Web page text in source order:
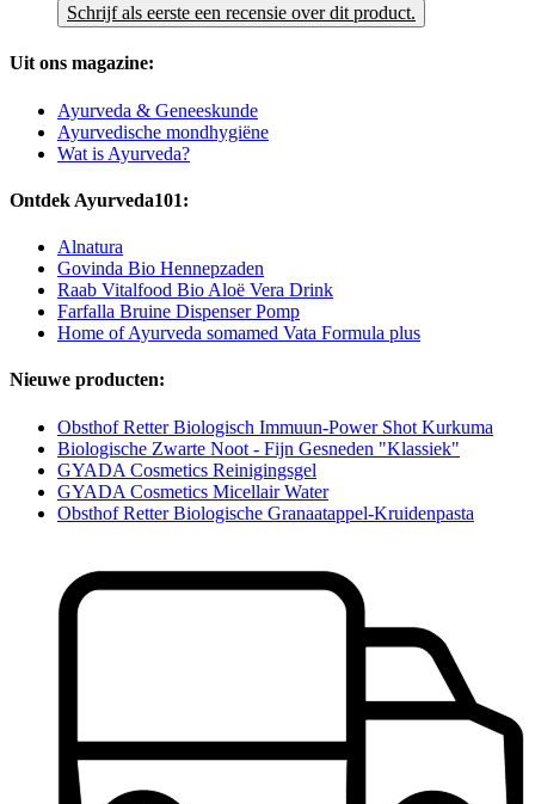
Schrijf als eerste een recensie over dit product.
Uit ons magazine:
Ayurveda & Geneeskunde
Ayurvedische mondhygiëne
Wat is Ayurveda?
Ontdek Ayurveda101:
Alnatura
Govinda Bio Hennepzaden
Raab Vitalfood Bio Aloë Vera Drink
Farfalla Bruine Dispenser Pomp
Home of Ayurveda somamed Vata Formula plus
Nieuwe producten:
Obsthof Retter Biologisch Immuun-Power Shot Kurkuma
Biologische Zwarte Noot - Fijn Gesneden "Klassiek"
GYADA Cosmetics Reinigingsgel
GYADA Cosmetics Micellair Water
Obsthof Retter Biologische Granaatappel-Kruidenpasta